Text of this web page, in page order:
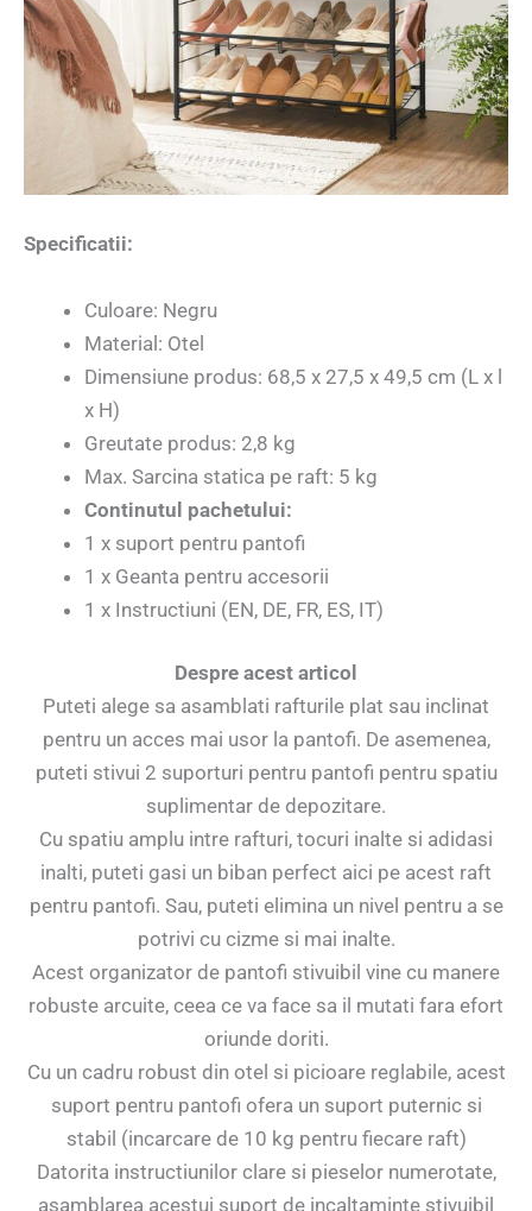
Specificatii:
Culoare: Negru
Material: Otel
Dimensiune produs: 68,5 x 27,5 x 49,5 cm (L x l
x H)
Greutate produs: 2,8 kg
Max. Sarcina statica pe raft: 5 kg
Continutul pachetului:
1 x suport pentru pantofi
1 x Geanta pentru accesorii
1 x Instructiuni (EN, DE, FR, ES, IT)
Despre acest articol
Puteti alege sa asamblati rafturile plat sau inclinat
pentru un acces mai usor la pantofi. De asemenea,
puteti stivui 2 suporturi pentru pantofi pentru spatiu
suplimentar de depozitare.
Cu spatiu amplu intre rafturi, tocuri inalte si adidasi
inalti, puteti gasi un biban perfect aici pe acest raft
pentru pantofi. Sau, puteti elimina un nivel pentru a se
potrivi cu cizme si mai inalte.
Acest organizator de pantofi stivuibil vine cu manere
robuste arcuite, ceea ce va face sa il mutati fara efort
oriunde doriti.
Cu un cadru robust din otel si picioare reglabile, acest
suport pentru pantofi ofera un suport puternic si
stabil (incarcare de 10 kg pentru fiecare raft)
Datorita instructiunilor clare si pieselor numerotate,
asamblarea acestui suport de incaltaminte stivuibil